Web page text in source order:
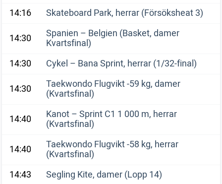
14:16
Skateboard Park, herrar (Försöksheat 3)
14:30
Spanien – Belgien (Basket, damer
Kvartsfinal)
14:30
Cykel – Bana Sprint, herrar (1/32-final)
14:30
Taekwondo Flugvikt -59 kg, damer
(Kvartsfinal)
14:40
Kanot – Sprint C1 1 000 m, herrar
(Kvartsfinal)
14:40
Taekwondo Flugvikt -58 kg, herrar
(Kvartsfinal)
14:43
Segling Kite, damer (Lopp 14)